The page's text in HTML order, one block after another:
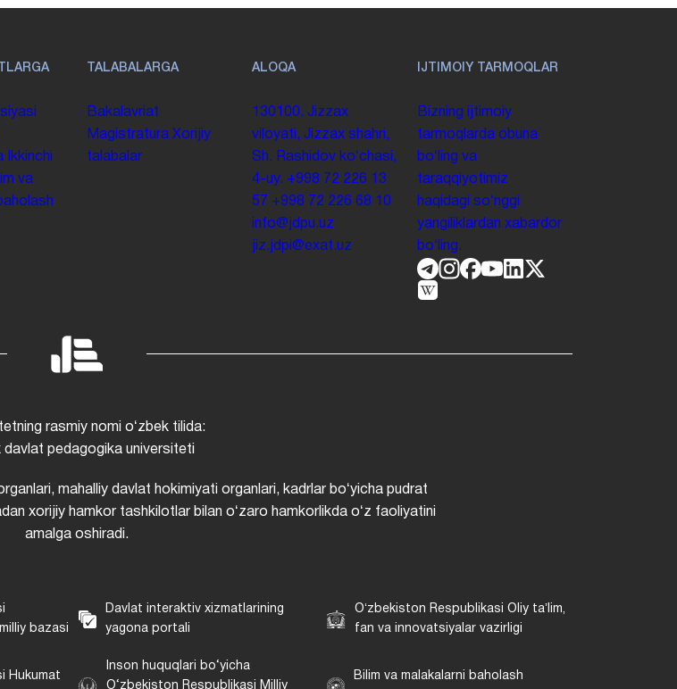
Ikkinchi
va
TALABALARGA
Bakalavriat
Magistratura Xorijiy
talabalar
ALOQA
130100. Jizzax
viloyati, Jizzax shahri,
Sh. Rashidov koʻchasi,
4-uy. +998 72 226 13
57 +998 72 226 68 10
info@jdpu.uz
jiz.jdpi@exat.uz
IJTIMOIY TARMOQLAR
Bizning ijtimoiy
tarmoqlarda obuna
boʻling va
taraqqiyotimiz
haqidagi soʻnggi
yangiliklardan xabardor
boʻling.
rasmiy nomi oʻzbek tilida:
davlat pedagogika universiteti
mahalliy davlat hokimiyati organlari, kadrlar boʻyicha pudrat
xorijiy hamkor tashkilotlar bilan oʻzaro hamkorlikda oʻz faoliyatini
amalga oshiradi.
bazasi
Davlat interaktiv xizmatlarining
yagona portali
Oʻzbekiston Respublikasi Oliy taʼlim,
fan va innovatsiyalar vazirligi
Hukumat
Inson huquqlari bo‘yicha
O‘zbekiston Respublikasi Milliy
Bilim va malakalarni baholash